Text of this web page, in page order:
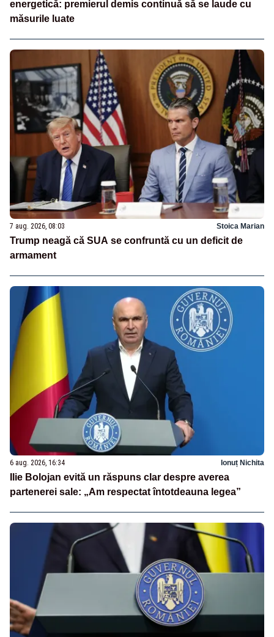
energetică: premierul demis continuă să se laude cu
măsurile luate
7 aug. 2026, 08:03 Stoica Marian
Trump neagă că SUA se confruntă cu un deficit de
armament
6 aug. 2026, 16:34 Ionuț Nichita
Ilie Bolojan evită un răspuns clar despre averea
partenerei sale: „Am respectat întotdeauna legea”